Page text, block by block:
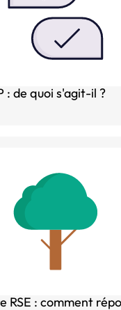
: de quoi s'agit-il ?
RSE : comment